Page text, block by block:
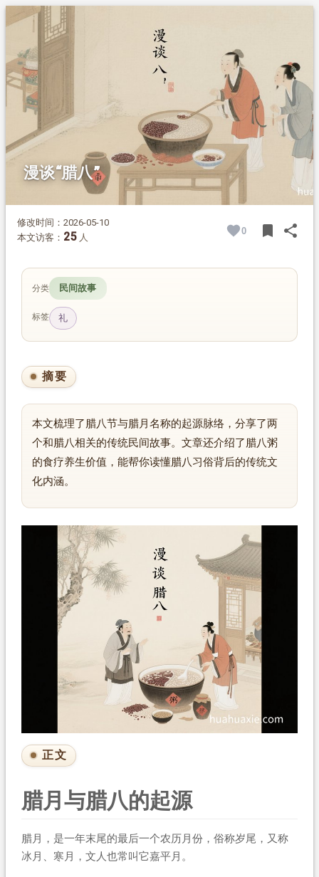
1.
摘要
正文
腊月与腊八的起源
腊八与腊八粥的民间故事
漫谈“腊八”
修改时间：2026-05-10
本文访客： 25 人
0 bookmark share
分类 民间故事
标签 礼
摘要
本文梳理了腊八节与腊月名称的起源脉络，分享了两
个和腊八相关的传统民间故事。文章还介绍了腊八粥
的食疗养生价值，能帮你读懂腊八习俗背后的传统文
化内涵。
正文
腊月与腊八的起源
腊月，是一年末尾的最后一个农历月份，俗称岁尾，又称
冰月、寒月，文人也常叫它嘉平月。